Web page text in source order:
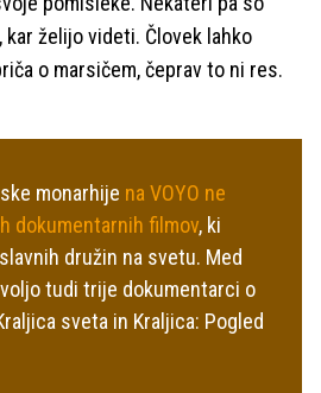
kar želijo videti. Človek lahko
o marsičem, čeprav to ni res.
monarhije na VOYO ne
dokumentarnih filmov, ki
družin na svetu. Med
tudi trije dokumentarci o
sveta in Kraljica: Pogled